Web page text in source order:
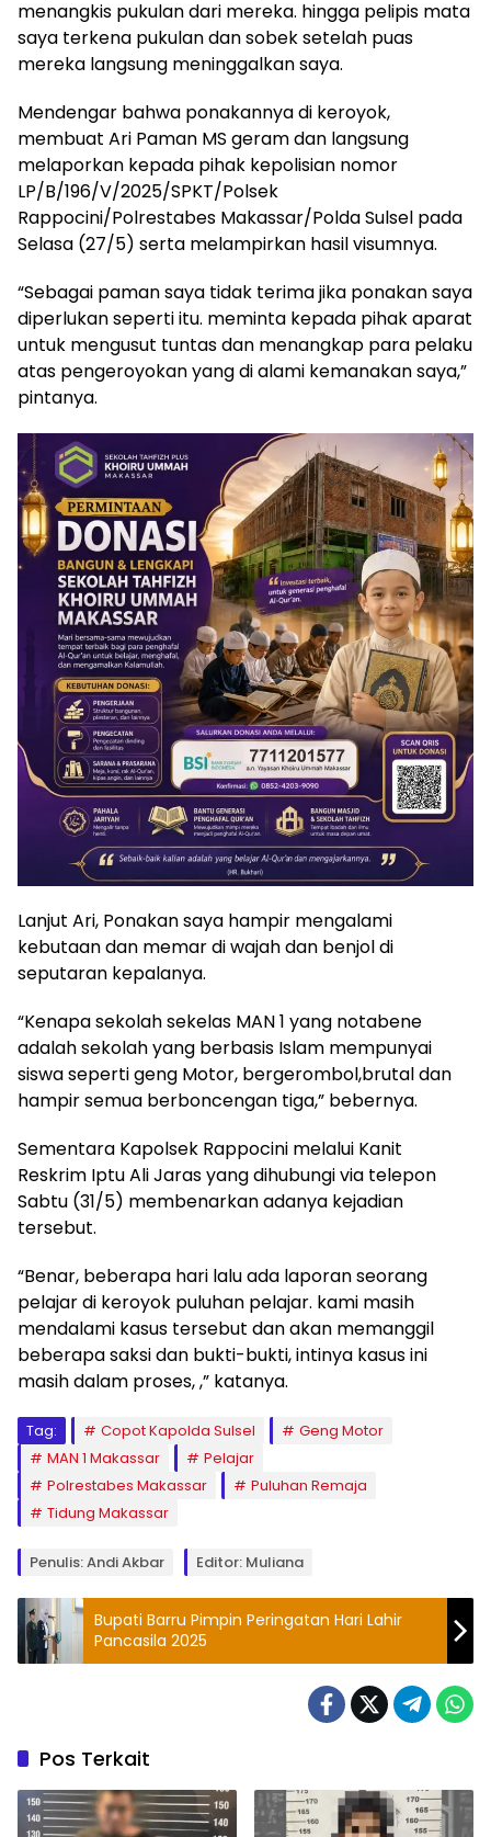
menangkis pukulan dari mereka. hingga pelipis mata
saya terkena pukulan dan sobek setelah puas
mereka langsung meninggalkan saya.
Mendengar bahwa ponakannya di keroyok,
membuat Ari Paman MS geram dan langsung
melaporkan kepada pihak kepolisian nomor
LP/B/196/V/2025/SPKT/Polsek
Rappocini/Polrestabes Makassar/Polda Sulsel pada
Selasa (27/5) serta melampirkan hasil visumnya.
“Sebagai paman saya tidak terima jika ponakan saya
diperlukan seperti itu. meminta kepada pihak aparat
untuk mengusut tuntas dan menangkap para pelaku
atas pengeroyokan yang di alami kemanakan saya,”
pintanya.
Lanjut Ari, Ponakan saya hampir mengalami
kebutaan dan memar di wajah dan benjol di
seputaran kepalanya.
“Kenapa sekolah sekelas MAN 1 yang notabene
adalah sekolah yang berbasis Islam mempunyai
siswa seperti geng Motor, bergerombol,brutal dan
hampir semua berboncengan tiga,” bebernya.
Sementara Kapolsek Rappocini melalui Kanit
Reskrim Iptu Ali Jaras yang dihubungi via telepon
Sabtu (31/5) membenarkan adanya kejadian
tersebut.
“Benar, beberapa hari lalu ada laporan seorang
pelajar di keroyok puluhan pelajar. kami masih
mendalami kasus tersebut dan akan memanggil
beberapa saksi dan bukti-bukti, intinya kasus ini
masih dalam proses, ,” katanya.
Tag: Copot Kapolda Sulsel
Geng Motor
MAN 1 Makassar
Pelajar
Polrestabes Makassar
Puluhan Remaja
Tidung Makassar
Penulis: Andi Akbar Editor: Muliana
Bupati Barru Pimpin Peringatan Hari Lahir
Pancasila 2025
Pos Terkait